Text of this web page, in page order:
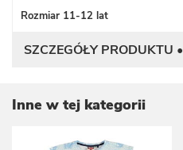
Rozmiar 11-12 lat
SZCZEGÓŁY PRODUKTU •
Inne w tej kategorii